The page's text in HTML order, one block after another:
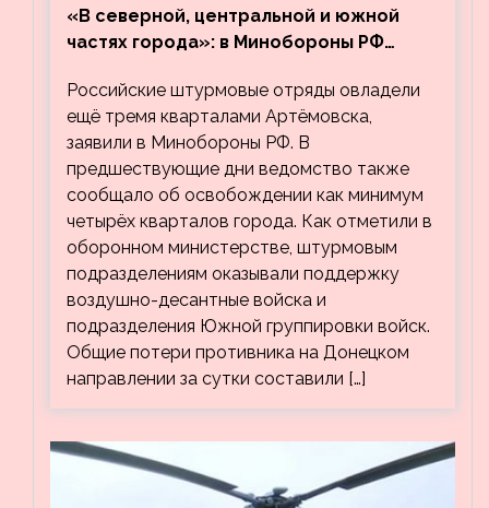
«В северной, центральной и южной
частях города»: в Минобороны РФ
кварталов Артёмовска
Российские штурмовые отряды овладели
ещё тремя кварталами Артёмовска,
заявили в Минобороны РФ. В
предшествующие дни ведомство также
сообщало об освобождении как минимум
четырёх кварталов города. Как отметили в
оборонном министерстве, штурмовым
подразделениям оказывали поддержку
воздушно-десантные войска и
подразделения Южной группировки войск.
Общие потери противника на Донецком
направлении за сутки составили […]